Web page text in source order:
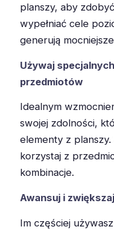
planszy, aby
wypełniać cele
generują
Używaj
przedmiotów
Idealnym
swojej zdolności,
elementy z
korzystaj z
kombinacje.
Awansuj i
Im częściej